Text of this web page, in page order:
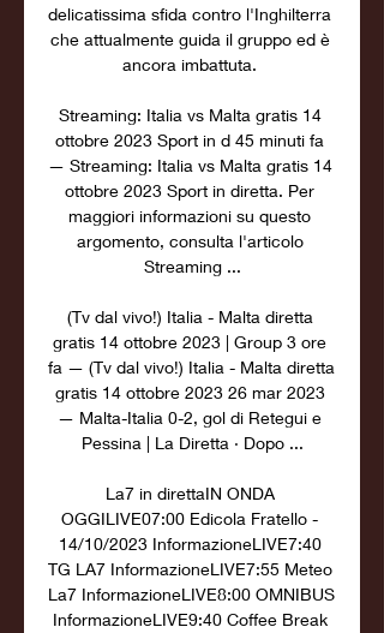
delicatissima sfida contro l'Inghilterra
che attualmente guida il gruppo ed è
ancora imbattuta.
Streaming: Italia vs Malta gratis 14
ottobre 2023 Sport in d 45 minuti fa
— Streaming: Italia vs Malta gratis 14
ottobre 2023 Sport in diretta. Per
maggiori informazioni su questo
argomento, consulta l'articolo
Streaming ...
(Tv dal vivo!) Italia - Malta diretta
gratis 14 ottobre 2023 | Group 3 ore
fa — (Tv dal vivo!) Italia - Malta diretta
gratis 14 ottobre 2023 26 mar 2023
— Malta-Italia 0-2, gol di Retegui e
Pessina | La Diretta · Dopo ...
La7 in direttaIN ONDA
OGGILIVE07:00 Edicola Fratello -
14/10/2023 InformazioneLIVE7:40
TG LA7 InformazioneLIVE7:55 Meteo
La7 InformazioneLIVE8:00 OMNIBUS
InformazioneLIVE9:40 Coffee Break